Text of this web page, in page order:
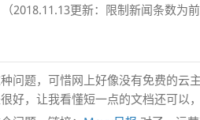
2018.11.13更新：限制新闻条数为前
问题，可惜网上好像没有免费的云
好，让我看懂短一点的文档还可